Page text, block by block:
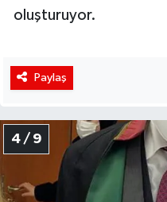
oluşturuyor.
Paylaş
4 / 9